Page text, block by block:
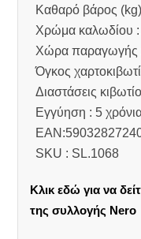
Καθαρό βάρος
Χρώμα καλωδίου :
Χώρα παραγωγής
Όγκος
Διαστάσεις
Εγγύηση : 5
SKU : SL.1068
Κλικ εδώ για να
της συλλογής Nero